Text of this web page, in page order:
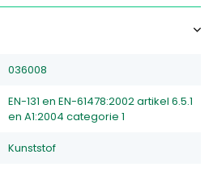
036008
EN-131 en EN-61478:2002 artikel 6.5.1
en A1:2004 categorie 1
Kunststof